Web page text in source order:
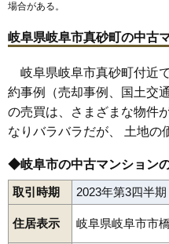
場合がある。
岐阜県岐阜市真砂町の中古
岐阜県岐阜市真砂町付近
約事例（売却事例、国土交
の売買は、さまざまな物件
なりバラバラだが、 土地の
◆岐阜市の中古マンション
取引時期 2023年第3四半期
住居表示 岐阜県岐阜市市